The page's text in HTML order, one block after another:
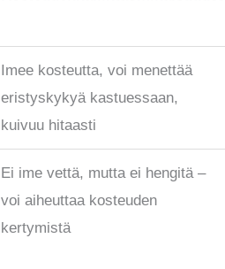
Imee kosteutta, voi menettää
eristyskykyä kastuessaan,
kuivuu hitaasti
Ei ime vettä, mutta ei hengitä –
voi aiheuttaa kosteuden
kertymistä